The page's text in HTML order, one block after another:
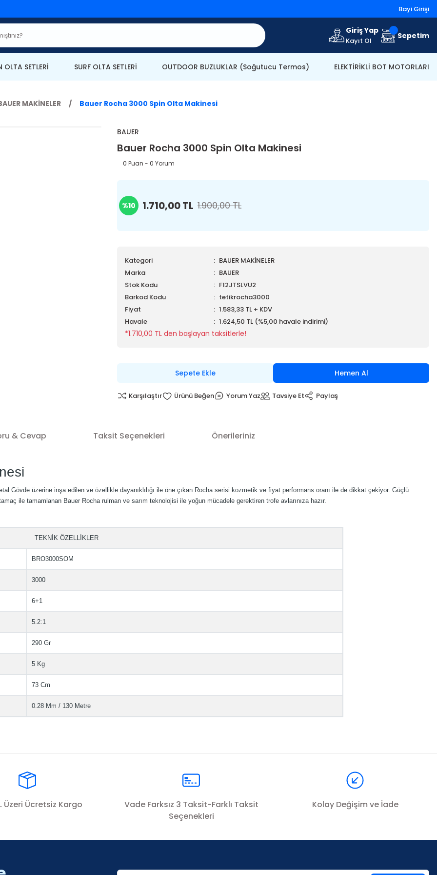
Bayi Girişi
Giriş Yap
Kayıt Ol
Sepetim
OLTA SETLERİ SURF OLTA SETLERİ OUTDOOR BUZLUKLAR (Soğutucu Termos) ELEKTİRİKLİ BOT MOTORLARI
MAKİNELER Bauer Rocha 3000 Spin Olta Makinesi
BAUER
Bauer Rocha 3000 Spin Olta Makinesi
0 Puan - 0 Yorum
%10 1.710,00 TL 1.900,00 TL
Kategori
BAUER MAKİNELER
Marka
BAUER
Stok Kodu
F12JTSLVU2
Barkod Kodu
tetikrocha3000
Fiyat
1.583,33 TL + KDV
Havale
1.624,50 TL (%5,00 havale indirimi)
*1.710,00 TL den başlayan taksitlerle!
Sepete Ekle Hemen Al
Karşılaştır Yorum Yaz Tavsiye Et Paylaş
& Cevap Taksit Seçenekleri Önerileriniz
Gövde üzerine inşa edilen ve özellikle dayanıklılığı ile öne çıkan Rocha serisi kozmetik ve fiyat performans oranı ile de dikkat çekiyor. Güçlü
ile tamamlanan Bauer Rocha rulman ve sarım teknolojisi ile yoğun mücadele gerektiren trofe avlarınıza hazır.
TEKNİK ÖZELLİKLER
BRO3000SOM
3000
6+1
5.2:1
290 Gr
5 Kg
73 Cm
0.28 Mm / 130 Metre
Yorum Yaz
Üzeri Ücretsiz Kargo
Vade Farksız 3 Taksit-Farklı Taksit
Seçenekleri
Kolay Değişim ve İade